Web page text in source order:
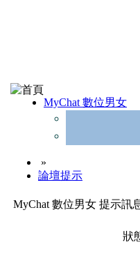
MyChat 數位男女
»
論壇提示
MyChat 數位男女 提示訊
狀